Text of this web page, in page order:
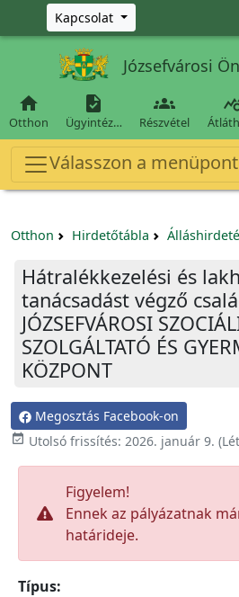
Ugrás a fő tartalomra
Kapcsolat
Józsefvárosi

Otthon

Ügyintéz…

Részvétel
Válasszon a
Otthon Hirdetőtábla
Hátralékkezelési és
tanácsadást végző
JÓZSEFVÁROSI
SZOLGÁLTATÓ ÉS
KÖZPONT
Megosztás Facebook-on
 Utolsó frissítés: 2026. január 9.
Figyelem!
Ennek az pályázatnak
határideje.
Típus: